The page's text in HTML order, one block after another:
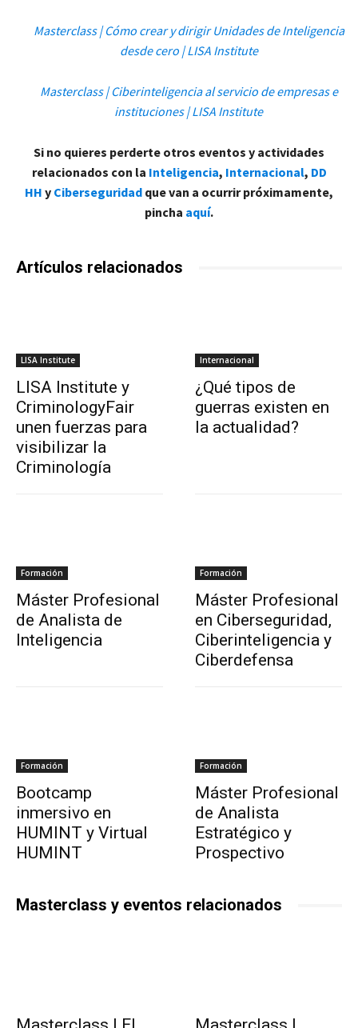
Masterclass | Cómo crear y dirigir Unidades de Inteligencia
desde cero | LISA Institute
Masterclass | Ciberinteligencia al servicio de empresas e
instituciones | LISA Institute
Si no quieres perderte otros eventos y actividades
relacionados con la Inteligencia, Internacional, DD
HH y Ciberseguridad que van a ocurrir próximamente,
pincha aquí.
Artículos relacionados
LISA Institute
LISA Institute y
CriminologyFair
unen fuerzas para
visibilizar la
Criminología
Internacional
¿Qué tipos de
guerras existen en
la actualidad?
Formación
Máster Profesional
de Analista de
Inteligencia
Formación
Máster Profesional
en Ciberseguridad,
Ciberinteligencia y
Ciberdefensa
Formación
Bootcamp
inmersivo en
HUMINT y Virtual
HUMINT
Formación
Máster Profesional
de Analista
Estratégico y
Prospectivo
Masterclass y eventos relacionados